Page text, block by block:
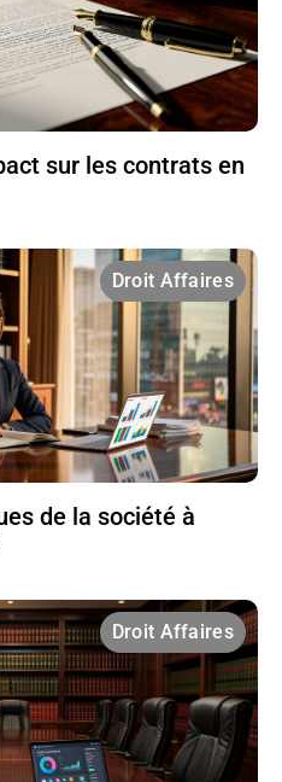
sur les contrats en
Droit Affaires
de la société à
Droit Affaires